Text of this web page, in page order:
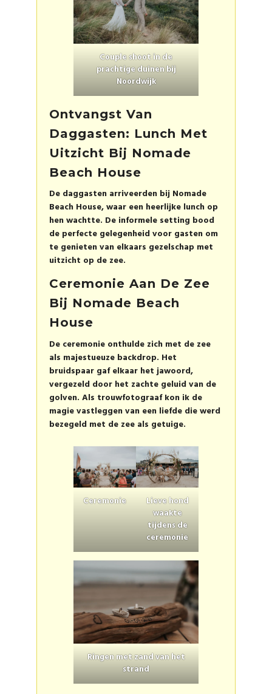
Couple shoot in de
prachtige duinen bij
Noordwijk
Ontvangst Van
Daggasten: Lunch Met
Uitzicht Bij Nomade
Beach House
De daggasten arriveerden bij Nomade
Beach House, waar een heerlijke lunch op
hen wachtte. De informele setting bood
de perfecte gelegenheid voor gasten om
te genieten van elkaars gezelschap met
uitzicht op de zee.
Ceremonie Aan De Zee
Bij Nomade Beach
House
De ceremonie onthulde zich met de zee
als majestueuze backdrop. Het
bruidspaar gaf elkaar het jawoord,
vergezeld door het zachte geluid van de
golven. Als trouwfotograaf kon ik de
magie vastleggen van een liefde die werd
bezegeld met de zee als getuige.
Ceremonie
Lieve hond
waakte
tijdens de
ceremonie
Ringen met zand van het
strand